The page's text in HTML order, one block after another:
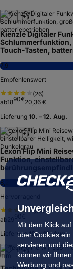
Mit dem Klick
über Cookies
servieren und
können wir
Werbung und
Kienzle Digitaler
Schlummerfunktion,
Touch-Tasten,
7,9
Empfehlenswert
(26)
ab1890€20,36 €
Lieferung 10. – 12. Aug.
Lexon Flip Mini
Funktion,
8,2
Hervorragend
(507)
ab
Lieferung 10. – 12. Aug.